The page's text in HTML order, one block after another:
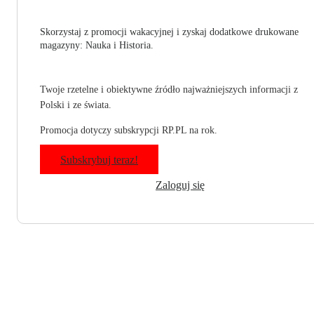
Skorzystaj z promocji wakacyjnej i zyskaj dodatkowe drukowane
magazyny: Nauka i Historia.
Twoje rzetelne i obiektywne źródło najważniejszych informacji z
Polski i ze świata.
Promocja dotyczy subskrypcji RP.PL na rok.
Subskrybuj teraz!
Zaloguj się